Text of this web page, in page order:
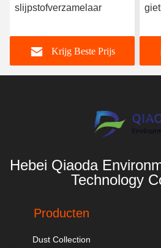
slijpstofverzamelaar
Krijg Beste Prijs
Hebei Qiaoda
Technology
Producten
Dust Collection